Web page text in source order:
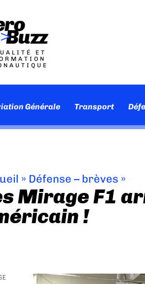
ET
Générale Transport
» Défense – brèves »
Mirage F1
!